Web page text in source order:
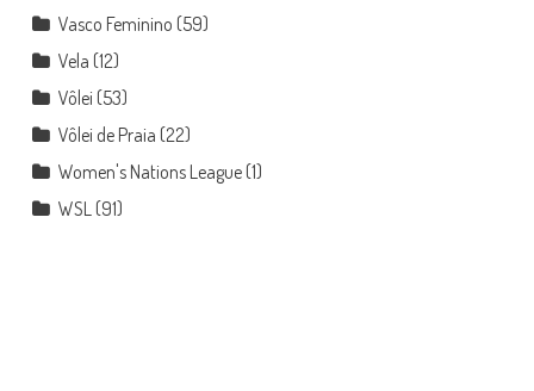
Vasco Feminino (59)
Vela (12)
Vôlei (53)
Vôlei de Praia (22)
Women's Nations League(1)
WSL (91)